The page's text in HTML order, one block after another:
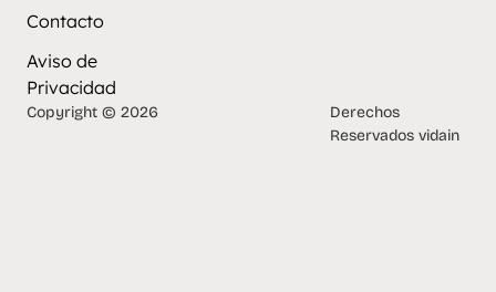
Contacto
Aviso de
Privacidad
Copyright © 2026
Derechos
Reservados vidain